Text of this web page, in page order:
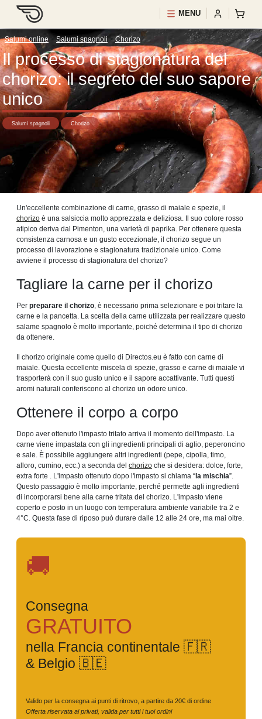
MENU
Salumi online >Salumi spagnoli >Chorizo
Il processo di stagionatura del
chorizo: il segreto del suo sapore
unico
Salumi spagnoli Chorizo
Un'eccellente combinazione di carne, grasso di maiale e spezie, il
chorizo è una salsiccia molto apprezzata e deliziosa. Il suo colore rosso
atipico deriva dal Pimenton, una varietà di paprika. Per ottenere questa
consistenza carnosa e un gusto eccezionale, il chorizo ​​segue un
processo di lavorazione e stagionatura tradizionale unico. Come
avviene il processo di stagionatura del chorizo?
Tagliare la carne per il chorizo
Per preparare il chorizo, è necessario prima selezionare e poi tritare la
carne e la pancetta. La scelta della carne utilizzata per realizzare questo
salame spagnolo è molto importante, poiché determina il tipo di chorizo ​​​​
da ottenere.
Il chorizo ​​​​originale come quello di Directos.eu è fatto con carne di
maiale. Questa eccellente miscela di spezie, grasso e carne di maiale vi
trasporterà con il suo gusto unico e il sapore accattivante. Tutti questi
aromi naturali conferiscono al chorizo ​​​​un odore unico.
Ottenere il corpo a corpo
Dopo aver ottenuto l'impasto tritato arriva il momento dell'impasto. La
carne viene impastata con gli ingredienti principali di aglio, peperoncino
e sale. È possibile aggiungere altri ingredienti (pepe, cipolla, timo,
alloro, cumino, ecc.) a seconda del chorizo che si desidera: dolce, forte,
extra forte . L'impasto ottenuto dopo l'impasto si chiama “ la mischia”.
Questo passaggio è molto importante, perché permette agli ingredienti
di incorporarsi bene alla carne tritata del chorizo. L'impasto viene
coperto e posto in un luogo con temperatura ambiente variabile tra 2 e
4°C. Questa fase di riposo può durare dalle 12 alle 24 ore, ma mai oltre.
🚚
Consegna
GRATUITO
nella Francia continentale 🇫🇷
& Belgio 🇧🇪
Valido per la consegna ai punti di ritrovo, a partire da 20€ di ordine
Offerta riservata ai privati, valida per tutti i tuoi ordini